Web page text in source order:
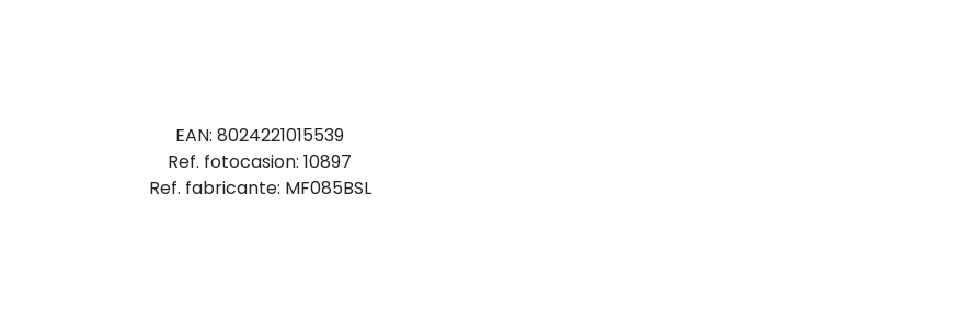
EAN: 8024221015539
Ref. fotocasion: 10897
Ref. fabricante: MF085BSL